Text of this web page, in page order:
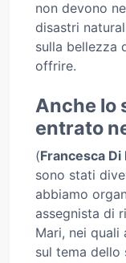
non devono
disastri
sulla bellezza
offrire.
Anche lo
entrato
(Francesca
sono stati
abbiamo
assegnista di
Mari, nei quali
sul tema dello